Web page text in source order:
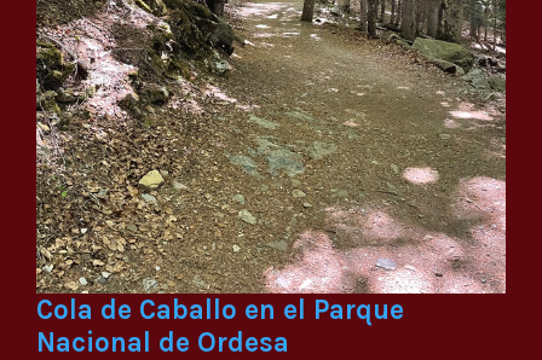
Cola de Caballo en el Parque
Nacional de Ordesa